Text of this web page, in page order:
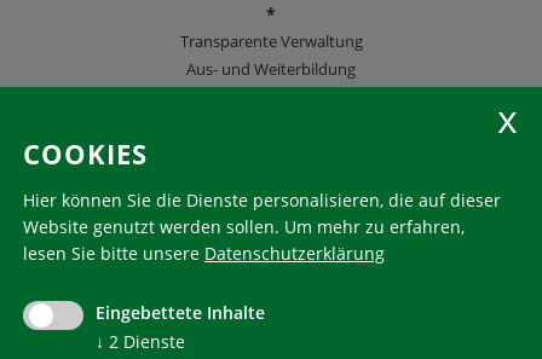
*
Transparente Verwaltung
Aus- und Weiterbildung
KlimaHaus ist eine eingetragene Marke. Die Nutzung muss
communication@klimahausagentur.it
© 2022 Agentur für Energie Südtirol - KlimaHaus
COOKIES
Hier können Sie die Dienste personalisieren, die auf dieser
Website genutzt werden sollen. Um mehr zu erfahren,
lesen Sie bitte unsere Datenschutzerklärung
Eingebettete Inhalte
↓ 2 Dienste